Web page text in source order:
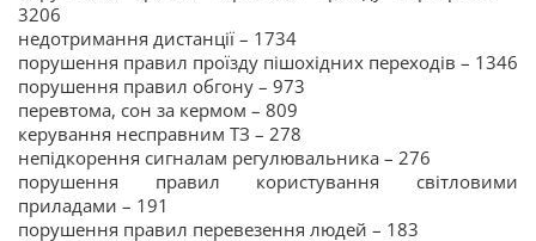
3206
недотримання дистанції – 1734
порушення правил проїзду пішохідних переходів – 1346
порушення правил обгону – 973
перевтома, сон за кермом – 809
керування несправним ТЗ – 278
непідкорення сигналам регулювальника – 276
порушення правил користування світловими
приладами – 191
порушення правил перевезення людей – 183